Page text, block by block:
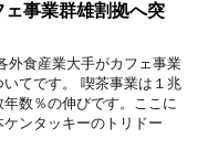
事業群雄割拠へ突
外食産業大手がカフェ事業
てです。 喫茶事業は１兆
数％の伸びです。ここに
ンタッキーのトリドー